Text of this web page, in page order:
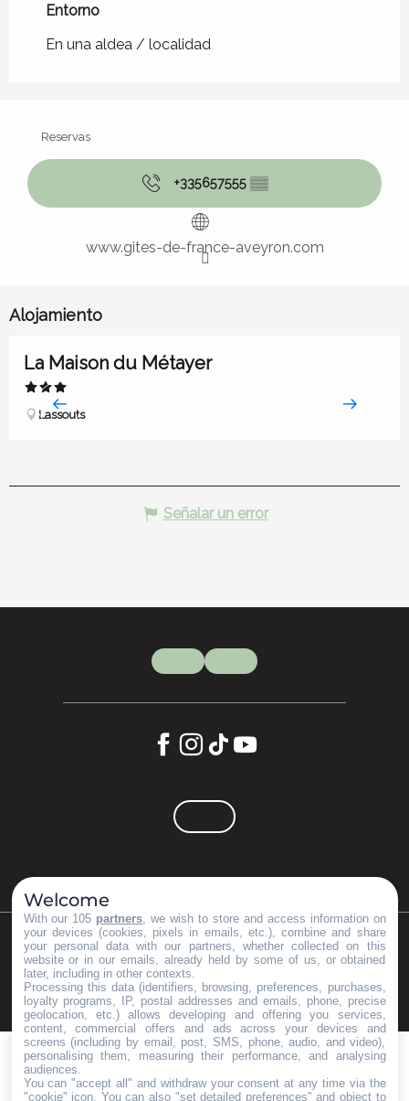
Entorno
Entorno
En una aldea / localidad
Reservas
+335657555 ▒▒
www.gites-de-france-aveyron.com
Alojamiento
La Maison du Métayer
Lassouts
Señalar un error
©Copyright 2023 Mentions légalesPartenaires
Welcome
With our 105 partners , we wish to store and access information on
your devices (cookies, pixels in emails, etc.), combine and share
your personal data with our partners, whether collected on this
website or in our emails, already held by some of us, or obtained
later, including in other contexts.
Processing this data (identifiers, browsing, preferences, purchases,
loyalty programs, IP, postal addresses and emails, phone, precise
geolocation, etc.) allows developing and offering you services,
content, commercial offers and ads across your devices and
screens (including by email, post, SMS, phone, audio, and video),
personalising them, measuring their performance, and analysing
audiences.
You can "accept all" and withdraw your consent at any time via the
"cookie" icon . You can also "set detailed preferences" and object to